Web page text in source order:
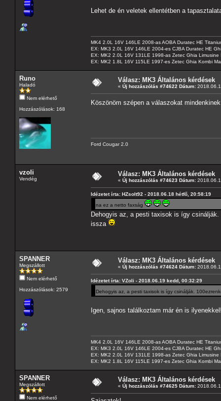
Lehet de én veletek ellentétben a
MK4 2.0L 16V 146LE 2008-as AOBA Duratec HE
EX: MK3 2.0L 16V 146LE 2004-es CJBA Duratec HE
EX: MK2 2.0L 16V 131LE 1998-as Zetec Ghia Limusine
EX: MK2 1.8L 16V 115LE 1997-es Zetec Ghia Kombi
Runo
Haladó
Nem elérhető
Hozzászólások: 168
Válasz: MK3 Általános kérdések
« Új hozzászólás #74622 Dátum:
Köszönöm szépen a válaszokat
Ford Cougar 2.0
vzoli
Vendég
Válasz: MK3 Általános kérdések
« Új hozzászólás #74623 Dátum:
Idézetet írta: HZsolt92 - 2018.06.18 hétfő, 20:58:19
na ez a netto faxság
Dehogyis az, a pesti taxisok is így
issza
SPANNER
Megszállott
Nem elérhető
Hozzászólások: 2579
Válasz: MK3 Általános kérdések
« Új hozzászólás #74624 Dátum:
Idézetet írta: VZoli - 2018.06.19 kedd, 00:32:29
Dehogyis az, a pesti taxisok is így csinálják.
Igen, sajnos találkoztam már én is
MK4 2.0L 16V 146LE 2008-as AOBA Duratec HE
EX: MK3 2.0L 16V 146LE 2004-es CJBA Duratec HE
EX: MK2 2.0L 16V 131LE 1998-as Zetec Ghia Limusine
EX: MK2 1.8L 16V 115LE 1997-es Zetec Ghia Kombi
SPANNER
Megszállott
Nem elérhető
Válasz: MK3 Általános kérdések
« Új hozzászólás #74625 Dátum: